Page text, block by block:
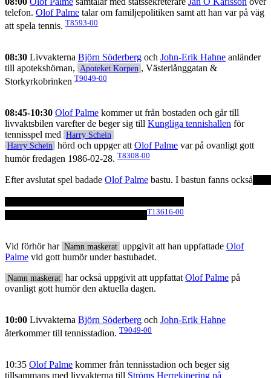
telefon. Olof Palme talar om familjepolitiken samt att han var på väg
att spela tennis. T8593-00
08:30 Livvakterna Björn Söderberg och John-Erik Hahne anländer
till apotekshörnan,
Apoteket Korpen , Västerlånggatan &
Storkyrkobrinken T9049-00
08:45-10:30 Olof Palme kommer ut från bostaden och går till
livvaktsbilen varefter de beger sig till Kungliga tennishallen för
tennisspel med Harry Schein
Harry Schein hörd och uppger att Olof Palme var på ovanligt gott
humör fredagen 1986-02-28. T8308-00
Efter avslutat spel badade Olof Palme bastu. I bastun fanns också
T13616-00
Vid förhör har Namn maskerat uppgivit att han uppfattade Olof
Palme vid gott humör under bastubadet.
Namn maskerat har också uppgivit att uppfattat Olof Palme på
ovanligt gott humör den aktuella dagen.
10:00 Livvakterna Björn Söderberg och John-Erik Hahne
återkommer till tennisstadion. T9049-00
10:35 Olof Palme kommer från tennisstadion och beger sig
tillsammans med livvakterna till Ströms Herrekipering på